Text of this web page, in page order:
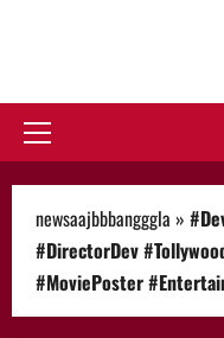
Primary
newsaajbbbangggla »
#DirectorDev
#MoviePoster